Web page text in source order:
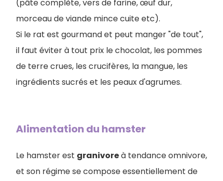
(pâte complète, vers de farine, œuf dur,
morceau de viande mince cuite etc).
Si le rat est gourmand et peut manger "de tout",
il faut éviter à tout prix le chocolat, les pommes
de terre crues, les crucifères, la mangue, les
ingrédients sucrés et les peaux d'agrumes.
Alimentation du hamster
Le hamster est granivoreà tendance omnivore,
et son régime se compose essentiellement de